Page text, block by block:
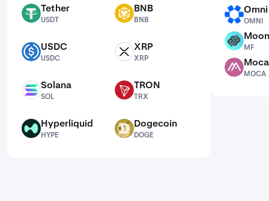
USDT Tether
USDT
BNB BNB
BNB
USDC USDC
USDC
XRP XRP
XRP
SOL Solana
SOL
TRX TRON
TRX
HYPE Hyperliquid
HYPE
DOGE Dogecoin
DOGE
Omni
OMNI
MF
MF
MOCA
MOCA